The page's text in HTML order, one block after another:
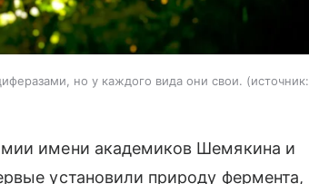
но у каждого вида они свои. источник:
имени академиков Шемякина и
установили природу фермента,